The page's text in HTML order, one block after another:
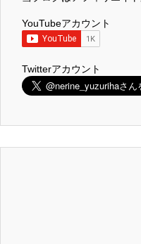
YouTubeアカウント
Twitterアカウント